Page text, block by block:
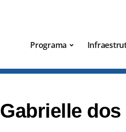
Programa
Gabrielle